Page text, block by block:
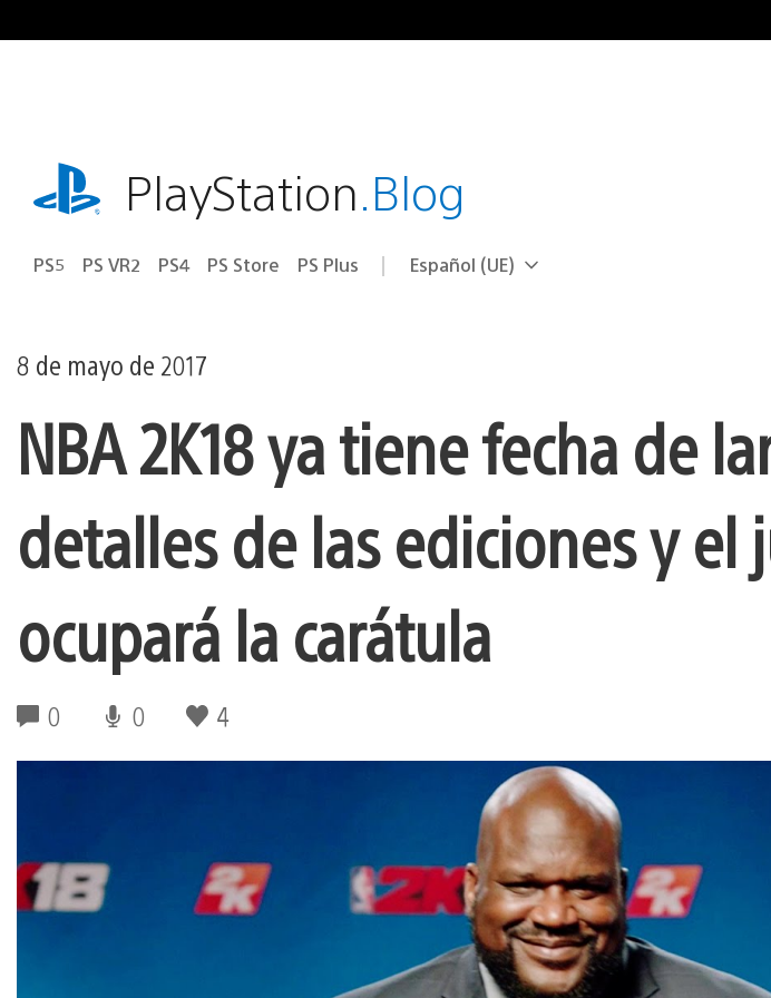
al
playstation.comPlayStation.Blog
PS5 PS VR2 PS4 PS Store PS Plus Selecciona
Región
Español (UE)
8 de mayo de 2017
NBA 2K18 ya tiene fecha de
detalles de las ediciones y
ocupará la carátula
0 0 4